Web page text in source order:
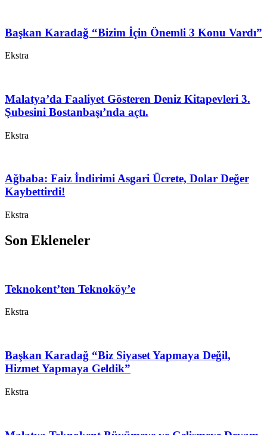
Başkan Karadağ “Bizim İçin Önemli 3 Konu Vardı”
Ekstra
Malatya’da Faaliyet Gösteren Deniz Kitapevleri 3.
Şubesini Bostanbaşı’nda açtı.
Ekstra
Ağbaba: Faiz İndirimi Asgari Ücrete, Dolar Değer
Kaybettirdi!
Ekstra
Son Ekleneler
Teknokent’ten Teknoköy’e
Ekstra
Başkan Karadağ “Biz Siyaset Yapmaya Değil,
Hizmet Yapmaya Geldik”
Ekstra